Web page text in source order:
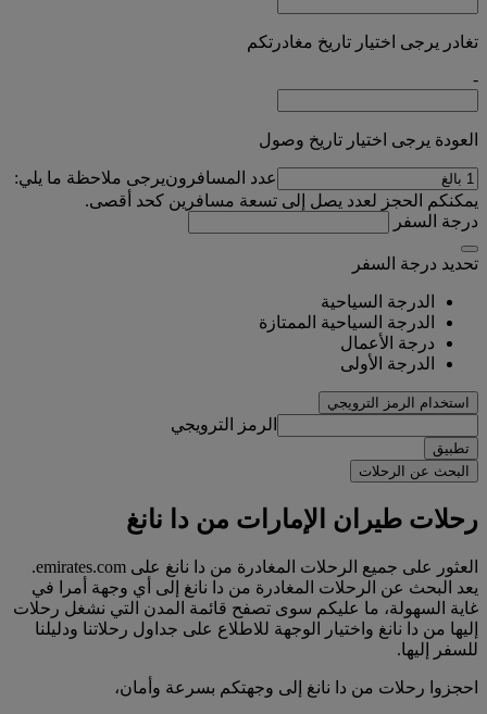
تغادر يرجى اختيار تاريخ مغادرتكم
-
العودة يرجى اختيار تاريخ وصول
عدد المسافرونيرجى ملاحظة ما يلي:
يمكنكم الحجز لعدد يصل إلى تسعة مسافرين كحد أقصى.
درجة السفر
تحديد درجة السفر
الدرجة السياحية
الدرجة السياحية الممتازة
درجة الأعمال
الدرجة الأولى
استخدام الرمز الترويجي
الرمز الترويجي
تطبيق
البحث عن الرحلات
رحلات طيران الإمارات من دا نانغ
العثور على جميع الرحلات المغادرة من دا نانغ على emirates.com.
يعد البحث عن الرحلات المغادرة من دا نانغ إلى أي وجهة أمرا في
غاية السهولة، ما عليكم سوى تصفح قائمة المدن التي نشغل رحلات
إليها من دا نانغ واختيار الوجهة للاطلاع على جداول رحلاتنا ودليلنا
للسفر إليها.
احجزوا رحلات من دا نانغ إلى وجهتكم بسرعة وأمان،